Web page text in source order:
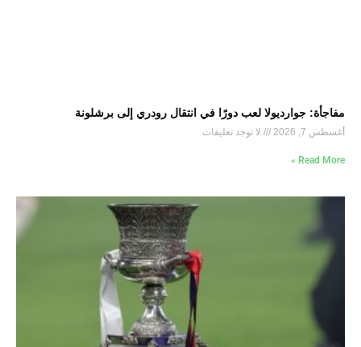
مفاجأة: جوارديولا لعب دورًا في انتقال رودري إلى برشلونة
أغسطس 7, 2026 لا توجد تعليقات
Read More »